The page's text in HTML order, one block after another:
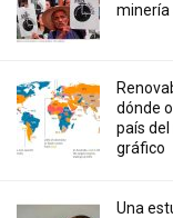
minería
dónde
país
gráfico
Una